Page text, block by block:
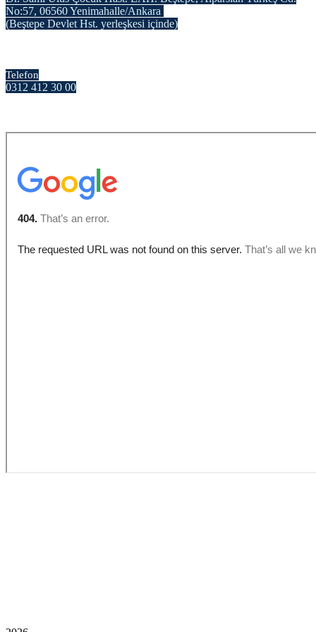
No:57, 06560 Yenimahalle/Ankara
(Beştepe Devlet Hst. yerleşkesi içinde)
Telefon
0312 412 30 00